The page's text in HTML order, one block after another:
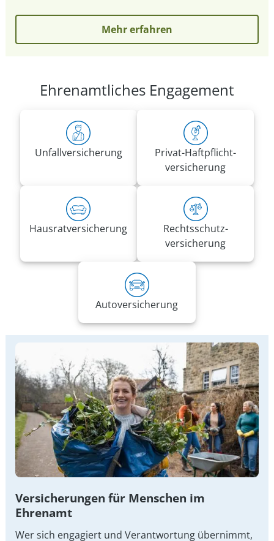
Mehr erfahren
Ehrenamtliches Engagement
Unfall­versicherung
Privat-Haft­pflicht­
versicherung
Hausrat­versicherung
Rechts­schutz­
versicherung
Auto­versicherung
Versicherungen für Menschen im
Ehrenamt
Wer sich engagiert und Verantwortung übernimmt,